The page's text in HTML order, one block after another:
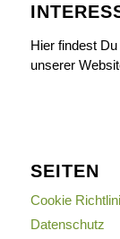
Hier findest
unserer
SEITEN
Cookie
Datenschutz